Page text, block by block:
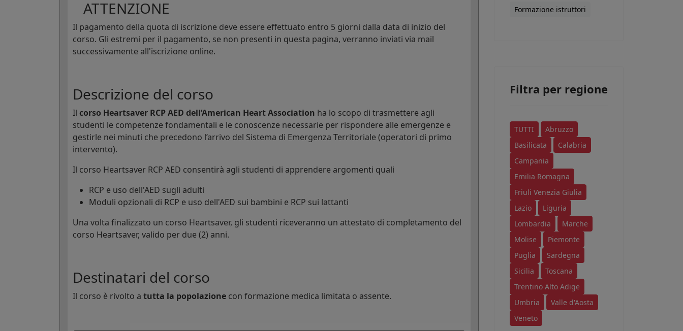
ATTENZIONE
Il pagamento della quota di iscrizione deve essere effettuato entro 5 giorni dalla data di inizio del
corso. Gli estremi per il pagamento, se non presenti in questa pagina, verranno inviati via mail
successivamente all'iscrizione online.
Descrizione del corso
Il corso Heartsaver RCP AED dell’American Heart Association ha lo scopo di trasmettere agli
studenti le competenze fondamentali e le conoscenze necessarie per rispondere alle emergenze e
gestirle nei minuti che precedono l’arrivo del Sistema di Emergenza Territoriale (operatori di primo
intervento).
Il corso Heartsaver RCP AED consentirà agli studenti di apprendere argomenti quali
RCP e uso dell'AED sugli adulti
Moduli opzionali di RCP e uso dell'AED sui bambini e RCP sui lattanti
Una volta finalizzato un corso Heartsaver, gli studenti riceveranno un attestato di completamento del
corso Heartsaver, valido per due (2) anni.
Destinatari del corso
Il corso è rivolto a tutta la popolazione con formazione medica limitata o assente.
Formazione istruttori
Filtra per regione
TUTTI
Abruzzo
Basilicata
Calabria
Campania
Emilia Romagna
Friuli Venezia Giulia
Lazio
Liguria
Lombardia
Marche
Molise
Piemonte
Puglia
Sardegna
Sicilia
Toscana
Trentino Alto Adige
Umbria
Valle d'Aosta
Veneto